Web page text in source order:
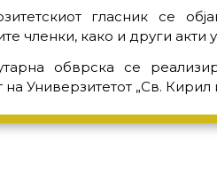
гласник се
членки, како и други акти
обврска се
на Универзитетот „Св. Кирил